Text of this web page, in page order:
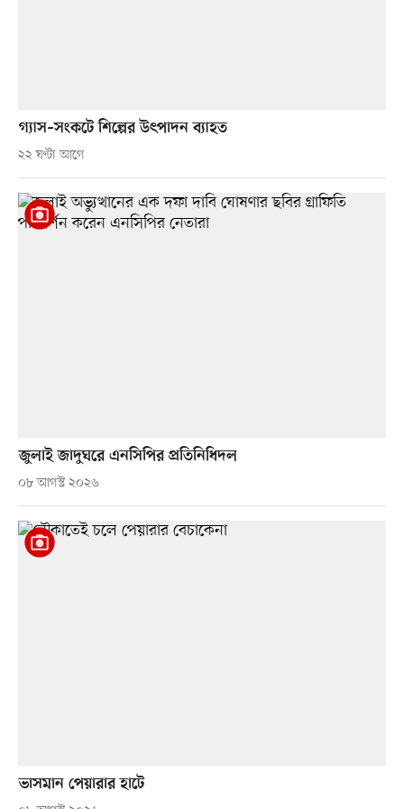
গ্যাস–সংকটে শিল্পের উৎপাদন ব্যাহত
২২ ঘণ্টা আগে
জুলাই জাদুঘরে এনসিপির প্রতিনিধিদল
০৮ আগস্ট ২০২৬
ভাসমান পেয়ারার হাটে